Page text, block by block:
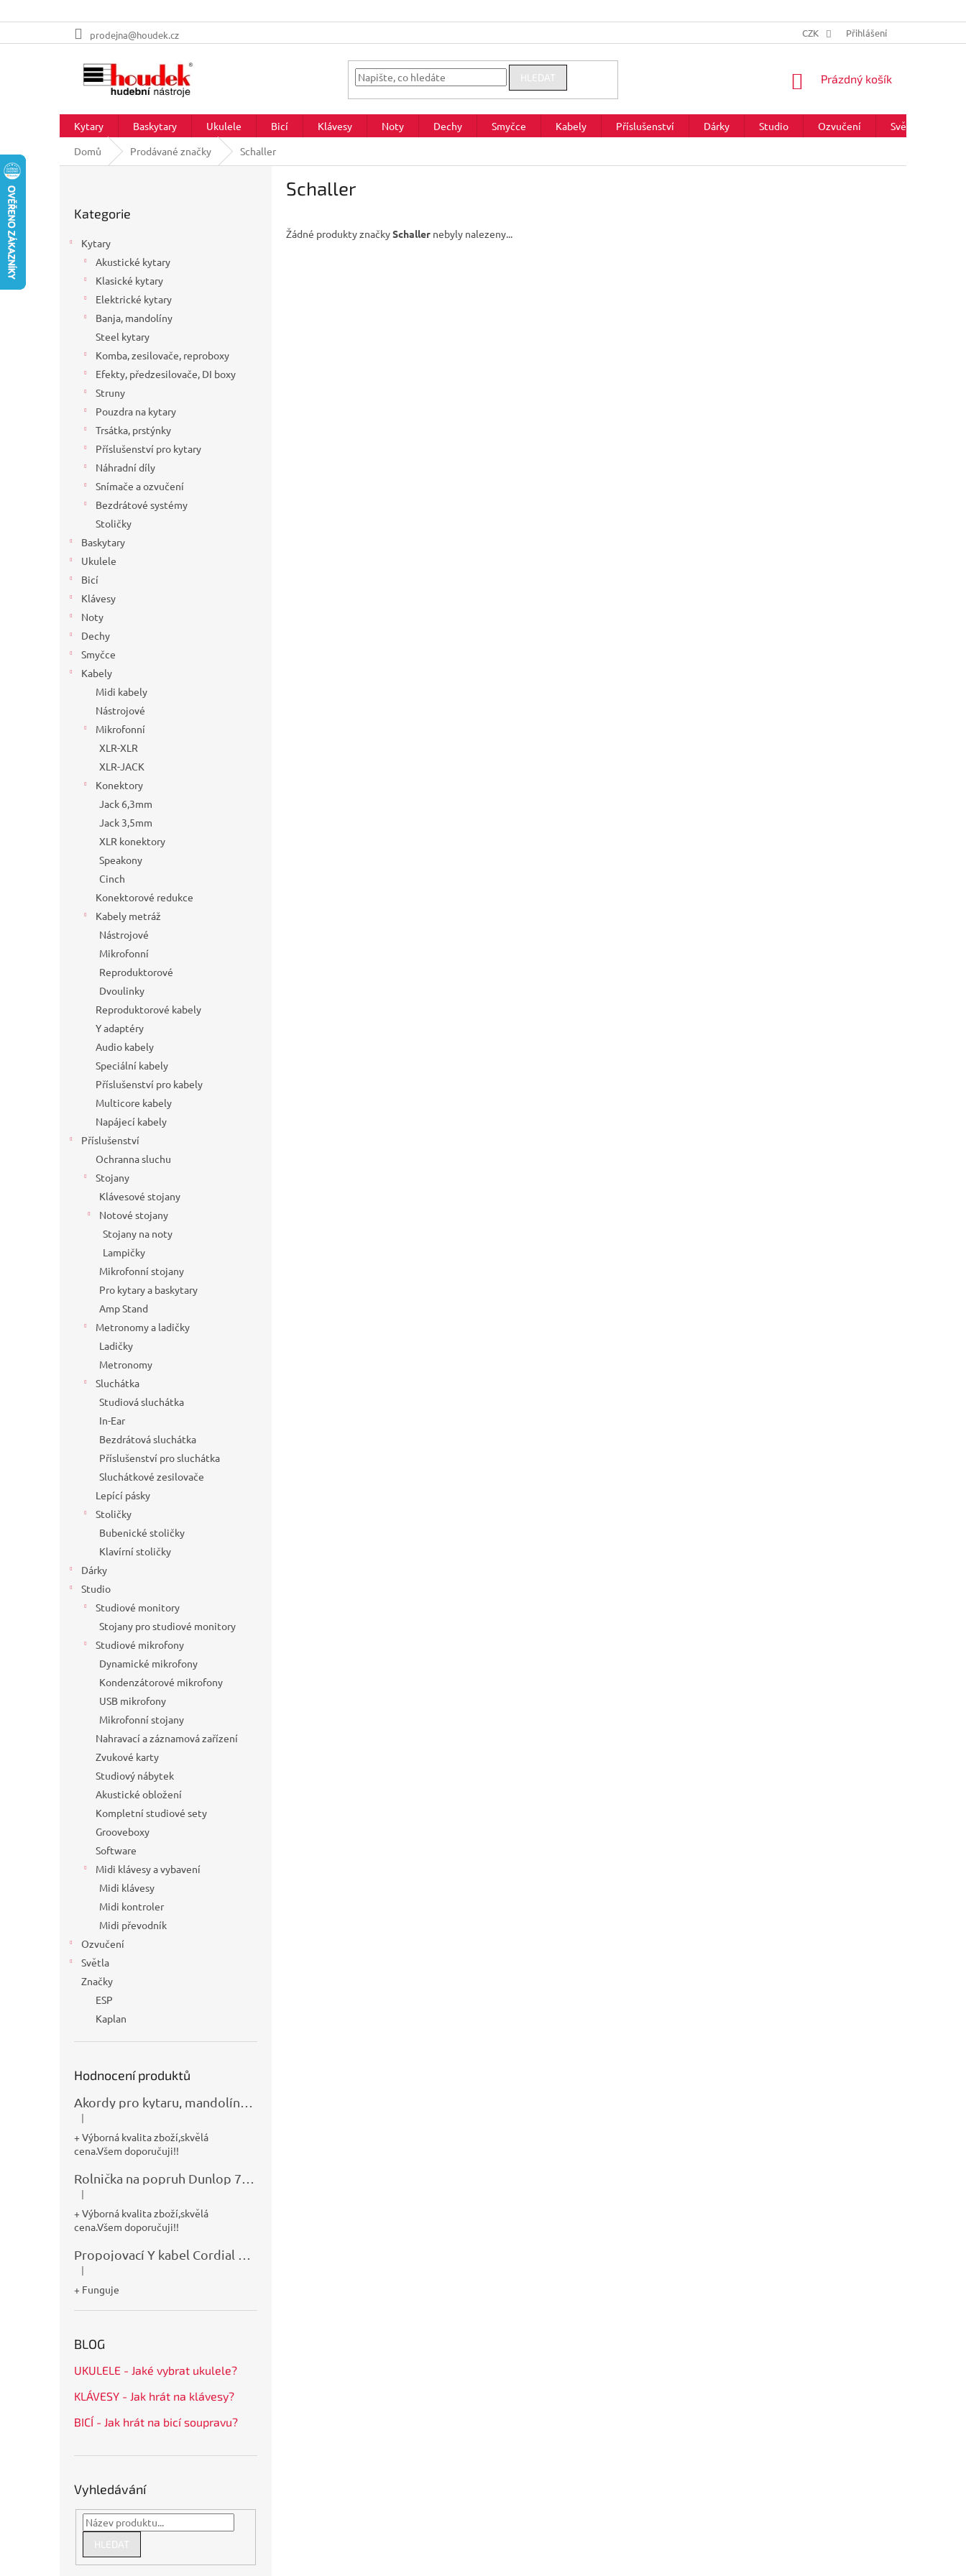
na
prodejna@houdek.cz CZK Přihlášení
HLEDAT
NÁKUPNÍ
Prázdný košík
Kytary Baskytary Ukulele Bicí Klávesy Noty Dechy Smyčce Kabely Příslušenství Dárky Studio Ozvučení Světla
Domů
Prodávané značky Schaller
kategorie
Kategorie
Kytary
Akustické kytary
Klasické kytary
Elektrické kytary
Banja, mandolíny
Steel kytary
Komba, zesilovače, reproboxy
Efekty, předzesilovače, DI boxy
Struny
Pouzdra na kytary
Trsátka, prstýnky
Příslušenství pro kytary
Náhradní díly
Snímače a ozvučení
Bezdrátové systémy
Stoličky
Baskytary
Ukulele
Bicí
Klávesy
Noty
Dechy
Smyčce
Kabely
Midi kabely
Nástrojové
Mikrofonní
XLR-XLR
XLR-JACK
Konektory
Jack 6,3mm
Jack 3,5mm
XLR konektory
Speakony
Cinch
Konektorové redukce
Kabely metráž
Nástrojové
Mikrofonní
Reproduktorové
Dvoulinky
Reproduktorové kabely
Y adaptéry
Audio kabely
Speciální kabely
Příslušenství pro kabely
Multicore kabely
Napájecí kabely
Příslušenství
Ochranna sluchu
Stojany
Klávesové stojany
Notové stojany
Stojany na noty
Lampičky
Mikrofonní stojany
Pro kytary a baskytary
Amp Stand
Metronomy a ladičky
Ladičky
Metronomy
Sluchátka
Studiová sluchátka
In-Ear
Bezdrátová sluchátka
Příslušenství pro sluchátka
Sluchátkové zesilovače
Lepící pásky
Stoličky
Bubenické stoličky
Klavírní stoličky
Dárky
Studio
Studiové monitory
Stojany pro studiové monitory
Studiové mikrofony
Dynamické mikrofony
Kondenzátorové mikrofony
USB mikrofony
Mikrofonní stojany
Nahravací a záznamová zařízení
Zvukové karty
Studiový nábytek
Akustické obložení
Kompletní studiové sety
Grooveboxy
Software
Midi klávesy a vybavení
Midi klávesy
Midi kontroler
Midi převodník
Ozvučení
Světla
Značky
ESP
Kaplan
Hodnocení produktů
Hodnocení produktu je 5 z 5 hvězdiček.
|
+ Výborná kvalita zboží,skvělá
cena.Všem doporučuji!!
Hodnocení produktu je 5 z 5 hvězdiček.
|
+ Výborná kvalita zboží,skvělá
cena.Všem doporučuji!!
Hodnocení produktu je 5 z 5 hvězdiček.
|
+ Funguje
BLOG
UKULELE - Jaké vybrat ukulele?
KLÁVESY - Jak hrát na klávesy?
BICÍ - Jak hrát na bicí soupravu?
Vyhledávání
HLEDAT
Schaller
Žádné produkty značkySchaller nebyly nalezeny...